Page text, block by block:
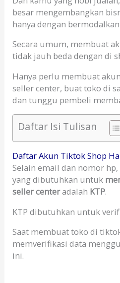
besar mengembangkan
hanya dengan bermodalkan
Secara umum, membuat
tidak jauh beda dengan di
Hanya perlu membuat
seller center, buat toko di
dan tunggu pembeli
Daftar Isi Tulisan
Daftar Akun Tiktok Shop
Selain email dan nomor
yang dibutuhkan untuk
seller centeradalah KTP.
KTP dibutuhkan untuk
Saat membuat toko di
memverifikasi data
ini.